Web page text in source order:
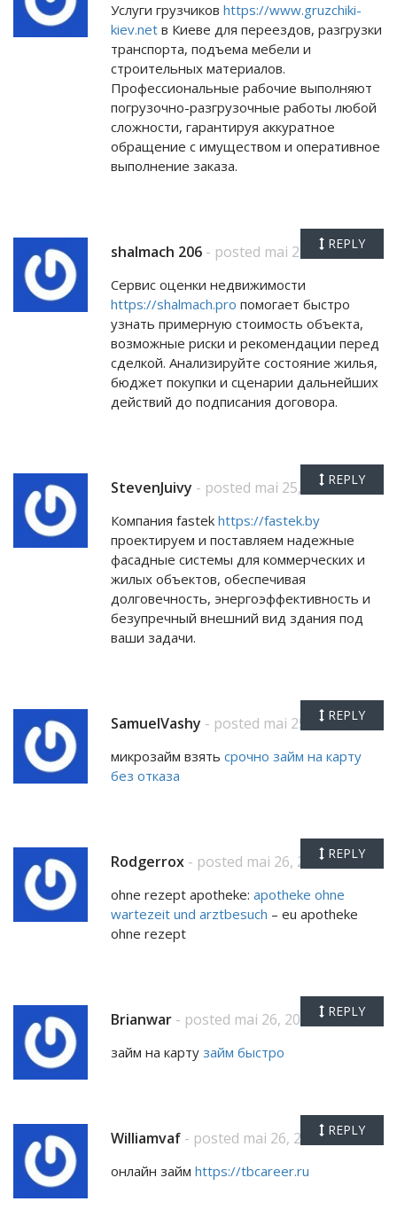
Услуги грузчиков https://www.gruzchiki-
kiev.net в Киеве для переездов, разгрузки
транспорта, подъема мебели и
строительных материалов.
Профессиональные рабочие выполняют
погрузочно-разгрузочные работы любой
сложности, гарантируя аккуратное
обращение с имуществом и оперативное
выполнение заказа.
shalmach 206 - posted mai 23, 2026
Сервис оценки недвижимости
https://shalmach.pro помогает быстро
узнать примерную стоимость объекта,
возможные риски и рекомендации перед
сделкой. Анализируйте состояние жилья,
бюджет покупки и сценарии дальнейших
действий до подписания договора.
REPLY
StevenJuivy - posted mai 25, 2026
Компания fastek https://fastek.by
проектируем и поставляем надежные
фасадные системы для коммерческих и
жилых объектов, обеспечивая
долговечность, энергоэффективность и
безупречный внешний вид здания под
ваши задачи.
REPLY
SamuelVashy - posted mai 25, 2026
микрозайм взять срочно займ на карту
без отказа
REPLY
Rodgerrox - posted mai 26, 2026
ohne rezept apotheke: apotheke ohne
wartezeit und arztbesuch – eu apotheke
ohne rezept
REPLY
Brianwar - posted mai 26, 2026
займ на карту займ быстро
REPLY
Williamvaf - posted mai 26, 2026
онлайн займ https://tbcareer.ru
REPLY